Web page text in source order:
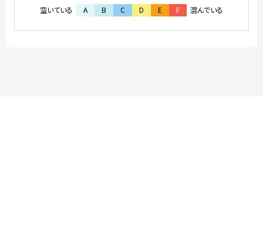
空いている A B C D E F 混んでいる